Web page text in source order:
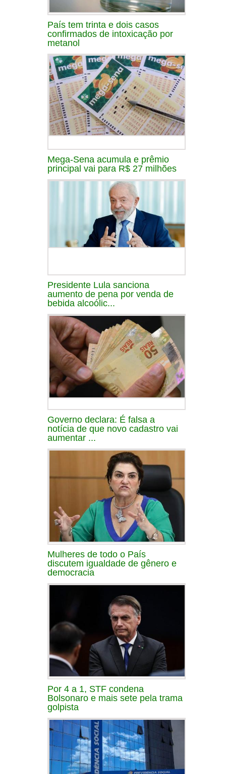
País tem trinta e dois casos
confirmados de intoxicação por
metanol
Mega-Sena acumula e prêmio
principal vai para R$ 27 milhões
Presidente Lula sanciona
aumento de pena por venda de
bebida alcoólic...
Governo declara: É falsa a
notícia de que novo cadastro vai
aumentar ...
Mulheres de todo o País
discutem igualdade de gênero e
democracia
Por 4 a 1, STF condena
Bolsonaro e mais sete pela trama
golpista